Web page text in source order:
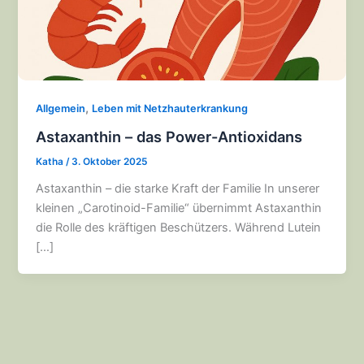
Allgemein, Leben mit Netzhauterkrankung
Astaxanthin – das Power-Antioxidans
Katha /3. Oktober 2025
Astaxanthin – die starke Kraft der Familie In unserer
kleinen „Carotinoid-Familie“ übernimmt Astaxanthin
die Rolle des kräftigen Beschützers. Während Lutein
[…]